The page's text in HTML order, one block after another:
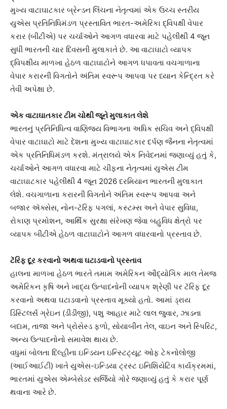
મુખ્ય વાટાઘાટકાર બ્રેન્ડન લિંચના નેતૃત્વમાં એક ઉચ્ચ સ્તરીય
યુએસ પ્રતિનિધિમંડળ પ્રસ્તાવિત ભારત-અમેરિકા દ્વિપક્ષી વેપાર
કરાર (બીટીએ) પર ચર્ચાઓને આગળ વધારવા માટે પહેલીથી 4 જૂન
સુધી ભારતની ચાર દિવસની મુલાકાતે છે. આ વાટાઘાટો વ્યાપક
દ્વિપક્ષીય માળખા હેઠળ વાટાઘાટોને આગળ ધપાવતા વચગાળાના
વેપાર કરારની વિગતોને અંતિમ સ્વરૂપ આપવા પર ધ્યાન કેન્દ્રિત કરે
તેવી અપેક્ષા છે.
એક વાટાઘાતકાર ટીમ ચોથી જૂને મુલાકાત લેશે
ભારતનું પ્રતિનિધિત્વ વાણિજ્ય વિભાગના અધિક સચિવ અને દ્વિપક્ષી
વેપાર વાટાઘાટો માટે દેશના મુખ્ય વાટાઘાટકાર દર્પણ જૈનના નેતૃત્વમાં
એક પ્રતિનિધિમંડળ કરશે. મંત્રાલયે એક નિવેદનમાં જણાવ્યું હતું કે,
ચર્ચાઓને આગળ વધારવા માટે ચીફના નેતૃત્વમાં યુએસ ટીમ
વાટાઘાટકાર પહેલીથી 4 જૂન 2026 દરમિયાન ભારતની મુલાકાત
લેશે. વચગાળાના કરારની વિગતોને અંતિમ સ્વરૂપ આપવા અને
બજાર ઍક્સેસ, નોન-ટૅરિફ પગલાં, કસ્ટમ્સ અને વેપાર સુવિધા,
રોકાણ પ્રમોશન, આર્થિક સુરક્ષા સંરેખણ જેવા બહુવિધ ક્ષેત્રો પર
વ્યાપક બીટીએ હેઠળ વાટાઘાટોને આગળ વધારવાનો પ્રસ્તાવ છે.
ટૅરિફ દૂર કરવાનો અથવા ઘટાડવાનો પ્રસ્તાવ
હાલના માળખા હેઠળ ભારતે તમામ અમેરિકન ઔદ્યોગિક માલ તેમજ
અમેરિકન કૃષિ અને ખાદ્ય ઉત્પાદનોની વ્યાપક શ્રેણી પર ટૅરિફ દૂર
કરવાનો અથવા ઘટાડવાનો પ્રસ્તાવ મૂક્યો હતો. આમાં ડ્રાય
ડિસ્ટિલર્સ ગ્રેઇન (ડીડીજી), પશુ આહાર માટે લાલ જુવાર, ઝાડના
બદામ, તાજા અને પ્રોસેસ્ડ ફળો, સોયાબીન તેલ, વાઇન અને સ્પિરિટ,
અન્ય ઉત્પાદનોનો સમાવેશ થાય છે.
વધુમાં બોલતા દિલ્હીના ઇન્ડિયન ઇન્સ્ટિટ્યૂટ ઓફ ટેકનોલોજી
(આઈઆઈટી) ખાતે યુએસ-ઇન્ડિયા ટ્રસ્ટ ઇનિશિયેટિવ કાર્યક્રમમાં,
ભારતમાં યુએસ એમ્બેસેડર સર્જિયો ગોરે જણાવ્યું હતું કે કરાર પૂર્ણ
થવાના આરે છે.